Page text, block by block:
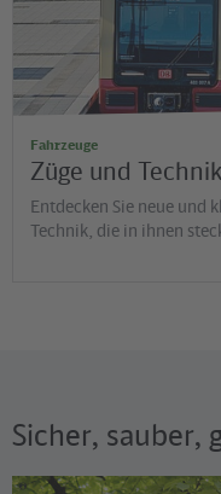
Fahrzeuge
Züge und Technik
Entdecken Sie neue und
Technik, die in ihnen
Sicher, sauber,
©